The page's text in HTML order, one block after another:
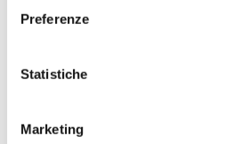
Preferenze
Statistiche
Marketing